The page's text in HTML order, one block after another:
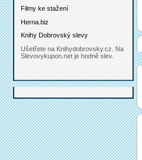
Filmy ke stažení
Herna.biz
Knihy Dobrovský slevy
Ušetřete na Knihydobrovsky.cz. Na
Slevovykupon.net je hodně slev.